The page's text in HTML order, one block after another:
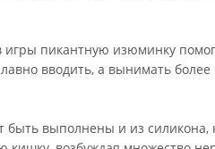
игры пикантную изюминку
вводить, а вынимать
выполнены и из силикона,